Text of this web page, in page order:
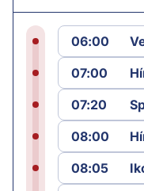
06:00
07:00
07:20
08:00
08:05